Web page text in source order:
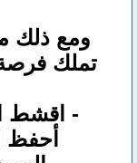
ومع ذلك
تملك
- اقشط
أحفظ